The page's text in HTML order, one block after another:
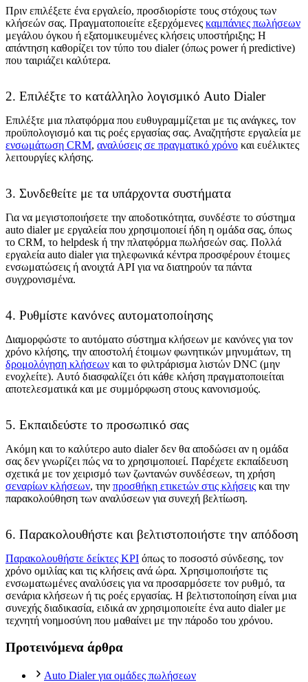
Πριν επιλέξετε ένα εργαλείο, προσδιορίστε τους στόχους των
κλήσεών σας. Πραγματοποιείτε εξερχόμενες καμπάνιες πωλήσεων
μεγάλου όγκου ή εξατομικευμένες κλήσεις υποστήριξης; Η
απάντηση καθορίζει τον τύπο του dialer (όπως power ή predictive)
που ταιριάζει καλύτερα.
2. Επιλέξτε το κατάλληλο λογισμικό Auto Dialer
Επιλέξτε μια πλατφόρμα που ευθυγραμμίζεται με τις ανάγκες, τον
προϋπολογισμό και τις ροές εργασίας σας. Αναζητήστε εργαλεία με
ενσωμάτωση CRM, αναλύσεις σε πραγματικό χρόνο και ευέλικτες
λειτουργίες κλήσης.
3. Συνδεθείτε με τα υπάρχοντα συστήματα
Για να μεγιστοποιήσετε την αποδοτικότητα, συνδέστε το σύστημα
auto dialer με εργαλεία που χρησιμοποιεί ήδη η ομάδα σας, όπως
το CRM, το helpdesk ή την πλατφόρμα πωλήσεών σας. Πολλά
εργαλεία auto dialer για τηλεφωνικά κέντρα προσφέρουν έτοιμες
ενσωματώσεις ή ανοιχτά API για να διατηρούν τα πάντα
συγχρονισμένα.
4. Ρυθμίστε κανόνες αυτοματοποίησης
Διαμορφώστε το αυτόματο σύστημα κλήσεων με κανόνες για τον
χρόνο κλήσης, την αποστολή έτοιμων φωνητικών μηνυμάτων, τη
δρομολόγηση κλήσεων και το φιλτράρισμα λιστών DNC (μην
ενοχλείτε). Αυτό διασφαλίζει ότι κάθε κλήση πραγματοποιείται
αποτελεσματικά και με συμμόρφωση στους κανονισμούς.
5. Εκπαιδεύστε το προσωπικό σας
Ακόμη και το καλύτερο auto dialer δεν θα αποδώσει αν η ομάδα
σας δεν γνωρίζει πώς να το χρησιμοποιεί. Παρέχετε εκπαίδευση
σχετικά με τον χειρισμό των ζωντανών συνδέσεων, τη χρήση
σεναρίων κλήσεων, την προσθήκη ετικετών στις κλήσεις και την
παρακολούθηση των αναλύσεων για συνεχή βελτίωση.
6. Παρακολουθήστε και βελτιστοποιήστε την απόδοση
Παρακολουθήστε δείκτες KPI όπως το ποσοστό σύνδεσης, τον
χρόνο ομιλίας και τις κλήσεις ανά ώρα. Χρησιμοποιήστε τις
ενσωματωμένες αναλύσεις για να προσαρμόσετε τον ρυθμό, τα
σενάρια κλήσεων ή τις ροές εργασίας. Η βελτιστοποίηση είναι μια
συνεχής διαδικασία, ειδικά αν χρησιμοποιείτε ένα auto dialer με
τεχνητή νοημοσύνη που μαθαίνει με την πάροδο του χρόνου.
Προτεινόμενα άρθρα
Auto Dialer για ομάδες πωλήσεων